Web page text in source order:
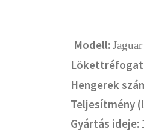
Modell:
Hengerek
Teljesítmény
Gyártás ideje: